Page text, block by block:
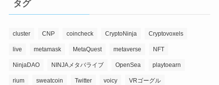
タグ
cluster CNP coincheck CryptoNinja Cryptovoxels
live metamask MetaQuest metaverse NFT
NinjaDAO NINJAメタバライブ OpenSea playtoearn
rium sweatcoin Twitter voicy VRゴーグル